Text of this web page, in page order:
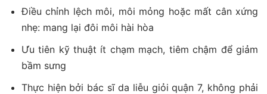
Điều chỉnh lệch môi, môi mỏng hoặc mất cân xứng
nhẹ: mang lại đôi môi hài hòa
Ưu tiên kỹ thuật ít chạm mạch, tiêm chậm để giảm
bầm sưng
Thực hiện bởi bác sĩ da liễu giỏi quận 7, không phải